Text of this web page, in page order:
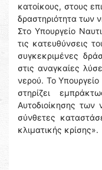
κατοίκους, στους
δραστηριότητα των
Στο Υπουργείο
τις κατευθύνσεις
συγκεκριμένες
στις αναγκαίες
νερού. Το
στηρίζει
Αυτοδιοίκησης των
σύνθετες
κλιματικής κρίσης».